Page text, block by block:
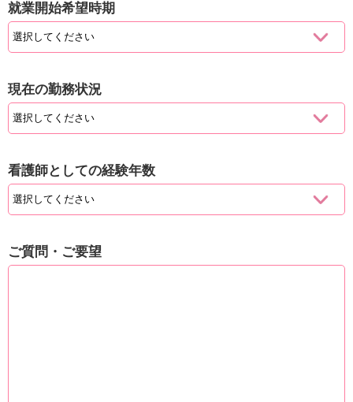
就業開始希望時期
現在の勤務状況
看護師としての経験年数
ご質問・ご要望